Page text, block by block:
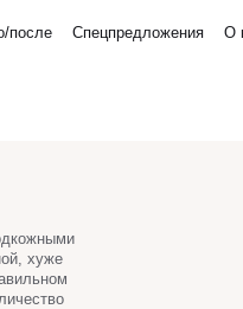
после Спецпредложения О
хуже